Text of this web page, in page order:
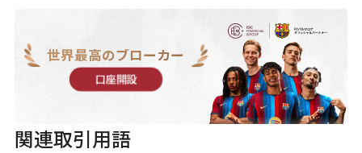
世界最高のブローカー
口座開設
関連取引用語